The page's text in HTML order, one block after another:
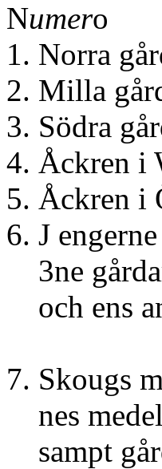
Numero
1. Norra
2. Milla
3. Södra
4.
5.
6. J
3ne
och ens
7. Skougs
nes
sampt